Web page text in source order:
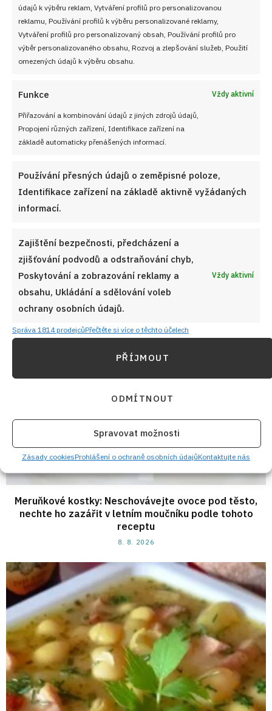
údajů k výběru reklam, Vytváření profilů pro personalizovanou
reklamu, Používání profilů k výběru personalizované reklamy,
Vytváření profilů pro personalizovaný obsah, Používání profilů pro
výběr personalizovaného obsahu, Rozvoj a zlepšování služeb, Použití
omezených údajů k výběru obsahu.
Funkce Vždy aktivní
Přiřazování a kombinování údajů z jiných zdrojů údajů,
Propojení různých zařízení, Identifikace zařízení na
základě automaticky přenášených informací.
Používání přesných údajů o zeměpisné poloze,
Identifikace zařízení na základě aktivně vyžádaných
informací.
Zajištění bezpečnosti, předcházení a
zjišťování podvodů a odstraňování chyb,
Poskytování a zobrazování reklamy a
obsahu, Ukládání a sdělování voleb
ochrany osobních údajů.
Vždy aktivní
Správa 1814 prodejcůPřečtěte si více o těchto účelech
PŘÍJMOUT
ODMÍTNOUT
Spravovat možnosti
Zásady cookiesProhlášení o ochraně osobních údajůKontaktujte nás
VYZKOUŠEJTE TAKÉ
Švédské masové kuličky s krémovou omáčkou: Domácí
skandinávská klasika ve stylu IKEA
8. 8. 2026
Meruňkové kostky: Neschovávejte ovoce pod těsto,
nechte ho zazářit v letním moučníku podle tohoto
receptu
8. 8. 2026